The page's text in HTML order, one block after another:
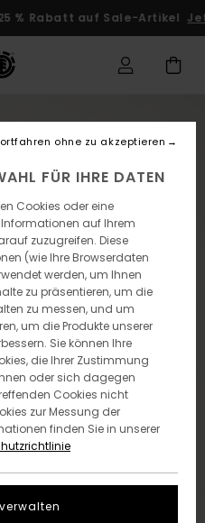
% Rabatt auf Sale-Artikel
FÜR IHRE DATEN
Cookies oder eine
auf Ihrem
zuzugreifen. Diese
(wie Ihre Browserdaten
werden, um Ihnen
zu präsentieren, um die
zu messen, und um
um die Produkte unserer
Sie können Ihre
die Ihrer Zustimmung
oder sich dagegen
Cookies nicht
zur Messung der
finden Sie in unserer
ohne zu akzeptieren